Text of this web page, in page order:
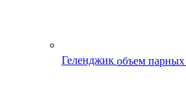
Геленджик объем